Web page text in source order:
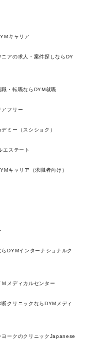
キャリア
アの求人・案件探しならDY
・転職ならDYM就職
アフリー
ミー（スシショク）
エステート
キャリア（求職者向け）
DYMインターナショナルク
メディカルセンター
クリニックならDYMメディ
ヨークのクリニックJapanese